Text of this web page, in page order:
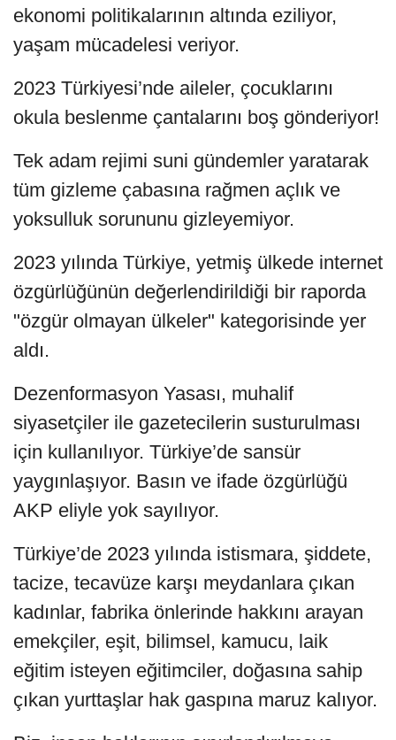
ekonomi politikalarının altında eziliyor,
yaşam mücadelesi veriyor.
2023 Türkiyesi’nde aileler, çocuklarını
okula beslenme çantalarını boş gönderiyor!
Tek adam rejimi suni gündemler yaratarak
tüm gizleme çabasına rağmen açlık ve
yoksulluk sorununu gizleyemiyor.
2023 yılında Türkiye, yetmiş ülkede internet
özgürlüğünün değerlendirildiği bir raporda
"özgür olmayan ülkeler" kategorisinde yer
aldı.
Dezenformasyon Yasası, muhalif
siyasetçiler ile gazetecilerin susturulması
için kullanılıyor. Türkiye’de sansür
yaygınlaşıyor. Basın ve ifade özgürlüğü
AKP eliyle yok sayılıyor.
Türkiye’de 2023 yılında istismara, şiddete,
tacize, tecavüze karşı meydanlara çıkan
kadınlar, fabrika önlerinde hakkını arayan
emekçiler, eşit, bilimsel, kamucu, laik
eğitim isteyen eğitimciler, doğasına sahip
çıkan yurttaşlar hak gaspına maruz kalıyor.